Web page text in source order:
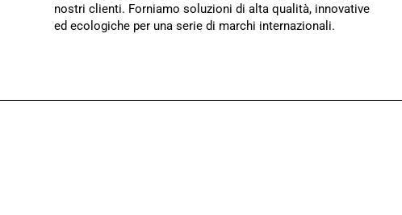
nostri clienti. Forniamo soluzioni di alta qualità, innovative
ed ecologiche per una serie di marchi internazionali.